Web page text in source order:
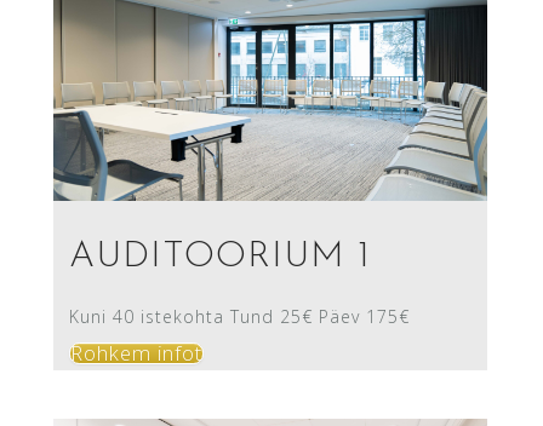
AUDITOORIUM 1
Kuni 40 istekohta Tund 25€ Päev 175€
Rohkem infot